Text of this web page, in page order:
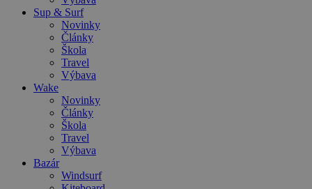
Sup & Surf
Novinky
Články
Škola
Travel
Výbava
Wake
Novinky
Články
Škola
Travel
Výbava
Bazár
Windsurf